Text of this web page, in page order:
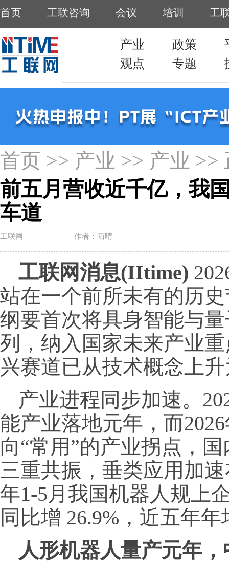
首页 >> 产业 >> 产业 >>
前五月营收近千亿，我
车道
工联网 作者：陌晴
工联网消息(IItime)
站在一个前所未有的历
纲要首次将具身智能与
列，纳入国家未来产业
兴赛道已从技术概念上
产业进程同步加速。
能产业落地元年，而
向“常用”的产业拐点，
三重共振，垂类应用加
年1-5月我国机器人规上
同比增 26.9%，近五年
人形机器人量产元年